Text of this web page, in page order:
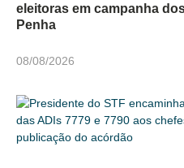
eleitoras em campanha
Penha
08/08/2026